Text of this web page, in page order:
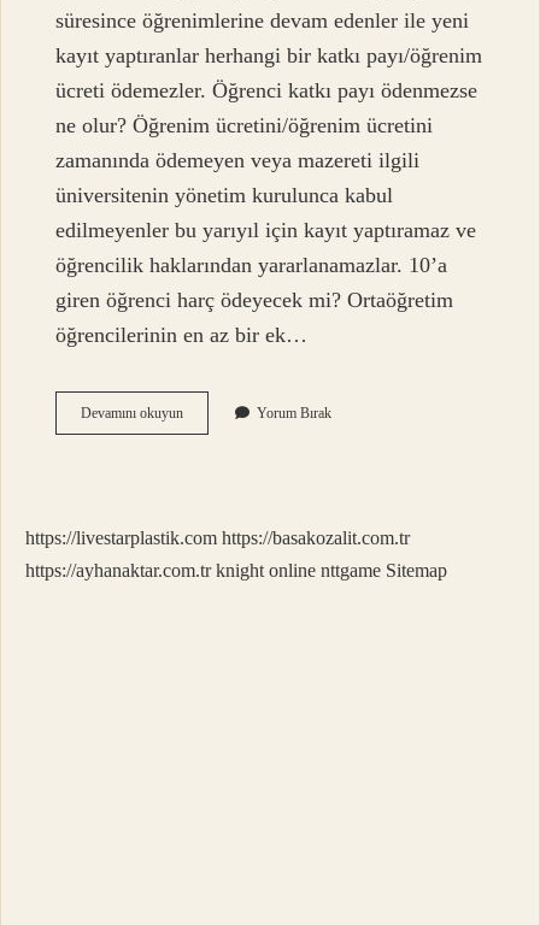
süresince öğrenimlerine devam edenler ile yeni
kayıt yaptıranlar herhangi bir katkı payı/öğrenim
ücreti ödemezler. Öğrenci katkı payı ödenmezse
ne olur? Öğrenim ücretini/öğrenim ücretini
zamanında ödemeyen veya mazereti ilgili
üniversitenin yönetim kurulunca kabul
edilmeyenler bu yarıyıl için kayıt yaptıramaz ve
öğrencilik haklarından yararlanamazlar. 10’a
giren öğrenci harç ödeyecek mi? Ortaöğretim
öğrencilerinin en az bir ek…
Devamını okuyunÖğrenci
Katkı
Yorum Bırak
https://livestarplastik.com https://basakozalit.com.tr
https://ayhanaktar.com.tr knight online nttgame Sitemap